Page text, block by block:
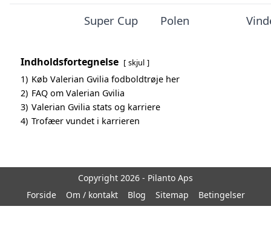
Super Cup Polen
Indholdsfortegnelse skjul
1) Køb Valerian Gvilia fodboldtrøje her
2) FAQ om Valerian Gvilia
3) Valerian Gvilia stats og karriere
4) Trofæer vundet i karrieren
Copyright 2026 - Pilanto Aps
Forside
Om / kontakt Blog Sitemap Betingelser